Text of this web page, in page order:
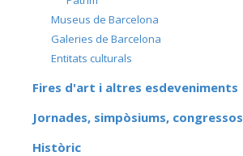
Museus de Barcelona
Galeries de Barcelona
Entitats culturals
Fires d'art i altres esdeveniments
Jornades, simpòsiums, congressos
Històric